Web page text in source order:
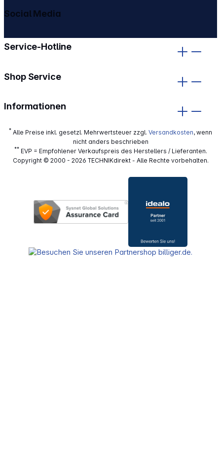
Service-Hotline
Shop Service
Informationen
Social Media
* Alle Preise inkl. gesetzl. Mehrwertsteuer zzgl. Versandkosten, wenn
nicht anders beschrieben
** EVP = Empfohlener Verkaufspreis des Herstellers / Lieferanten.
Copyright © 2000 - 2026 TECHNIKdirekt - Alle Rechte vorbehalten.